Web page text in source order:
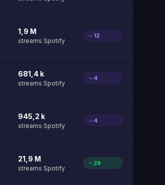
1,9 M
streams Spotify
12
681,4 k
streams Spotify
4
945,2 k
streams Spotify
4
21,9 M
streams Spotify
29